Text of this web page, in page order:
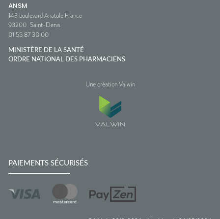
ANSM
143 boulevard Anatole France
93200 Saint-Denis
01 55 87 30 00
MINISTÈRE DE LA SANTÉ
ORDRE NATIONAL DES PHARMACIENS
Une création Valwin
PAIEMENTS SÉCURISÉS